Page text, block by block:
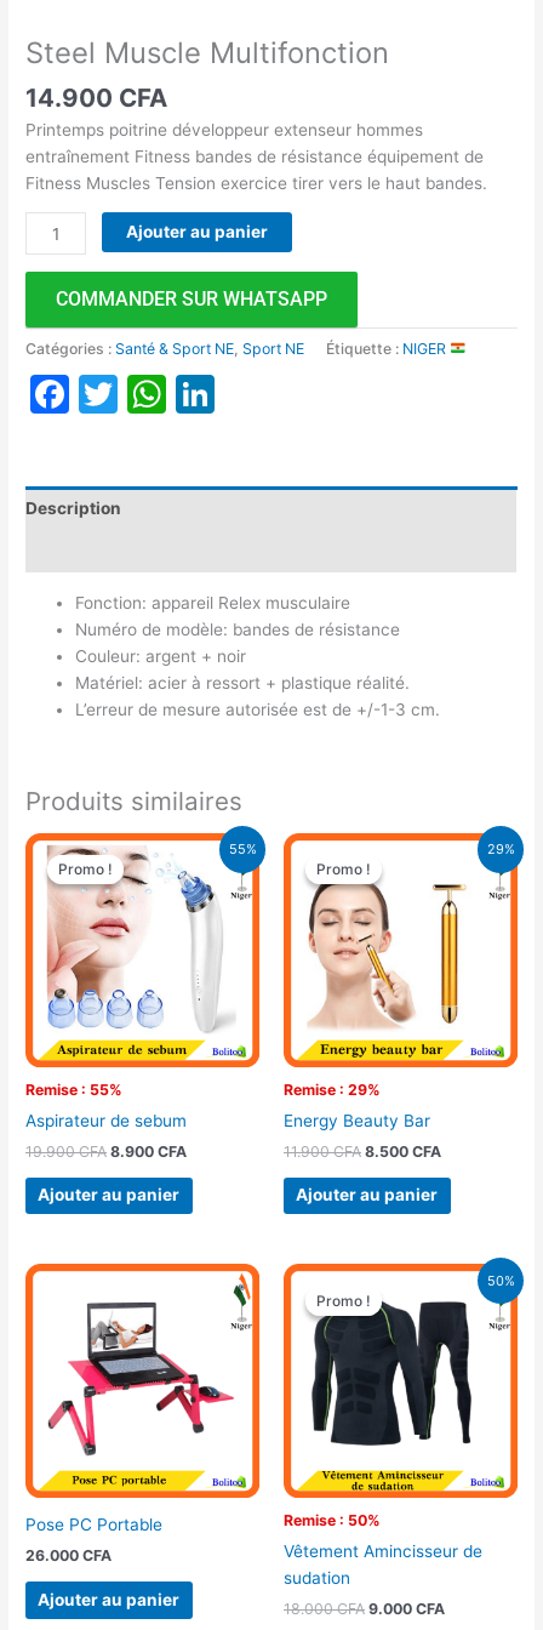
Steel Muscle Multifonction
14.900 CFA
Printemps poitrine développeur extenseur hommes
entraînement Fitness bandes de résistance équipement de
Fitness Muscles Tension exercice tirer vers le haut bandes.
Ajouter au panier
COMMANDER SUR WHATSAPP
Catégories :Santé & Sport NE,Sport NE Étiquette : NIGER
Facebook
TwitterWhatsApp
Description
Fonction: appareil Relex musculaire
Numéro de modèle: bandes de résistance
Couleur: argent + noir
Matériel: acier à ressort + plastique réalité.
L’erreur de mesure autorisée est de +/-1-3 cm.
Produits similaires
55%
Promo !
Remise : 55%
Promo !
Aspirateur de sebum
19.900CFA
Le
prix
initial
était :
19.900 CFA.
8.900CFA
Le
actuel
est :
8.900 CFA.
Ajouter au panier
29%
Promo !
Remise : 29%
Promo !
Energy Beauty Bar
11.900CFA
Le
prix
initial
était :
11.900 CFA.
8.500 CFA
Le
est :
8.500 CFA.
Ajouter au panier
Pose PC Portable
26.000CFA
Ajouter au panier
50%
Promo !
Remise : 50%
Promo !
Vêtement Amincisseur de
sudation
18.000CFA
Le
prix
initial
était :
18.000 CFA.
9.000 CFA
Le
actuel
est :
9.000 CFA.